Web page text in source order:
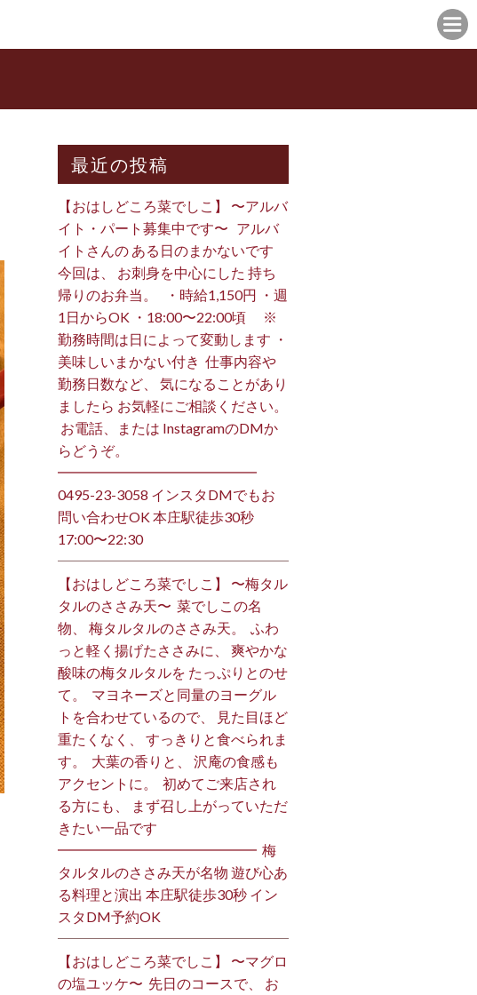
最近の投稿
【おはしどころ菜でしこ】 〜アルバ
イト・パート募集中です〜 ⁡ ⁡ アルバ
イトさんの ある日のまかないです ⁡
今回は、 お刺身を中心にした 持ち
帰りのお弁当。 ⁡ ⁡ ・時給1,150円 ・週
1日からOK ・18:00〜22:00頃 ※
勤務時間は日によって変動します ・
美味しいまかない付き ⁡ 仕事内容や
勤務日数など、 気になることがあり
ましたら お気軽にご相談ください。
⁡ お電話、または InstagramのDMか
らどうぞ。 ⁡
━━━━━━━━━━━━━━ ⁡
️0495-23-3058 インスタDMでもお
問い合わせOK 本庄駅徒歩30秒
17:00〜22:30 ⁡
【おはしどころ菜でしこ】 〜梅タル
タルのささみ天〜 ⁡ 菜でしこの名
物、 梅タルタルのささみ天。 ⁡ ふわ
っと軽く揚げたささみに、 爽やかな
酸味の梅タルタルを たっぷりとのせ
て。 ⁡ マヨネーズと同量のヨーグル
トを合わせているので、 見た目ほど
重たくなく、 すっきりと食べられま
す。 ⁡ 大葉の香りと、 沢庵の食感も
アクセントに。 ⁡ 初めてご来店され
る方にも、 まず召し上がっていただ
きたい一品です️ ⁡
━━━━━━━━━━━━━━ ⁡ 梅
タルタルのささみ天が名物 遊び心あ
る料理と演出 本庄駅徒歩30秒 イン
スタDM予約OK ⁡
【おはしどころ菜でしこ】 〜マグロ
の塩ユッケ〜 ⁡ 先日のコースで、 お